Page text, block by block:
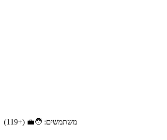
משתמשים: 🧑‍💼 (+119)